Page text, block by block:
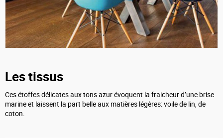
Les tissus
Ces étoffes délicates aux tons azur évoquent la fraicheur d’une brise
marine et laissent la part belle aux matières légères: voile de lin, de
coton.